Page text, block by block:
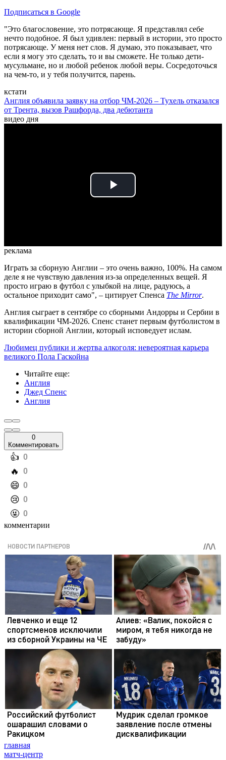
Подписаться в Google
"Это благословение, это потрясающе. Я представлял себе
нечто подобное. Я был удивлен: первый в истории, это просто
потрясающе. У меня нет слов. Я думаю, это показывает, что
если я могу это сделать, то и вы сможете. Не только дети-
мусульмане, но и любой ребенок любой веры. Сосредоточься
на чем-то, и у тебя получится, парень.
кстати
Англия объявила заявку на отбор ЧМ-2026 – Тухель отказался
от Трента, вызов Рашфорда, два дебютанта
видео дня
Play
реклама
Играть за сборную Англии – это очень важно, 100%. На самом
деле я не чувствую давления из-за определенных вещей. Я
просто играю в футбол с улыбкой на лице, радуюсь, а
остальное приходит само", – цитирует Спенса The Mirror.
Англия сыграет в сентябре со сборными Андорры и Сербии в
квалификации ЧМ-2026. Спенс станет первым футболистом в
истории сборной Англии, который исповедует ислам.
Любимец публики и жертва алкоголя: невероятная карьера
великого Пола Гаскойна
Читайте еще:
Англия
Джед Спенс
Англия
0
Комментировать
️👍 0
️🔥 0
️😄 0
️😢 0
️🤬 0
комментарии
главная
матч-центр